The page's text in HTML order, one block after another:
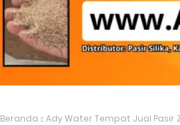
Beranda Ady Water Tempat Jual